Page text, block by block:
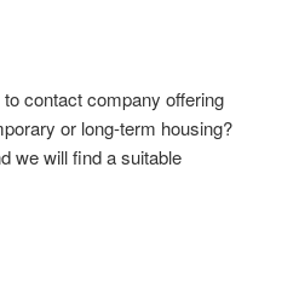
contact company offering
or long-term housing?
we will find a suitable